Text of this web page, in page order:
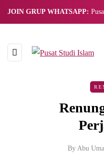
JOIN GRUP WHATSAPP:
By Abu